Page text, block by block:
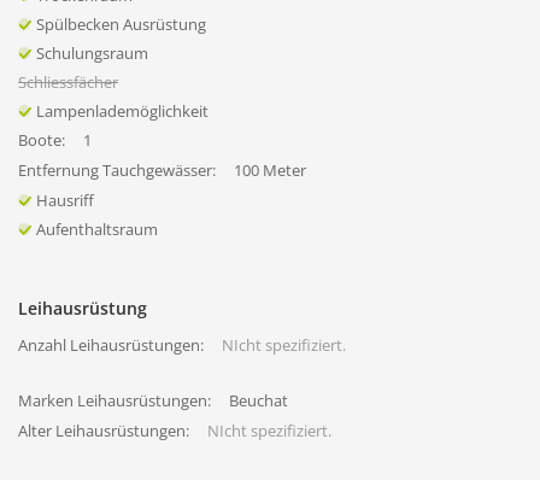
Spülbecken Ausrüstung
Schulungsraum
Schliessfächer
Lampenlademöglichkeit
Boote:
1
Entfernung Tauchgewässer:
100 Meter
Hausriff
Aufenthaltsraum
Leihausrüstung
Anzahl Leihausrüstungen: NIcht spezifiziert.
Marken Leihausrüstungen:
Beuchat
Alter Leihausrüstungen:
NIcht spezifiziert.